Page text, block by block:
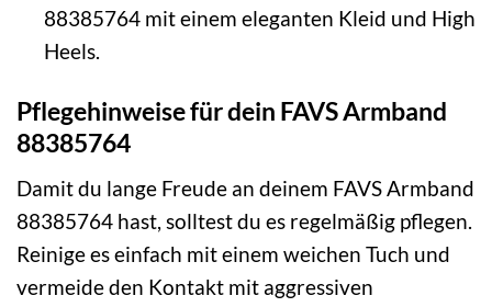
88385764 mit einem eleganten Kleid und High
Heels.
Pflegehinweise für dein FAVS Armband
88385764
Damit du lange Freude an deinem FAVS Armband
88385764 hast, solltest du es regelmäßig pflegen.
Reinige es einfach mit einem weichen Tuch und
vermeide den Kontakt mit aggressiven